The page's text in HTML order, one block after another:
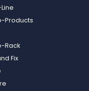
Products
Rack
Fix